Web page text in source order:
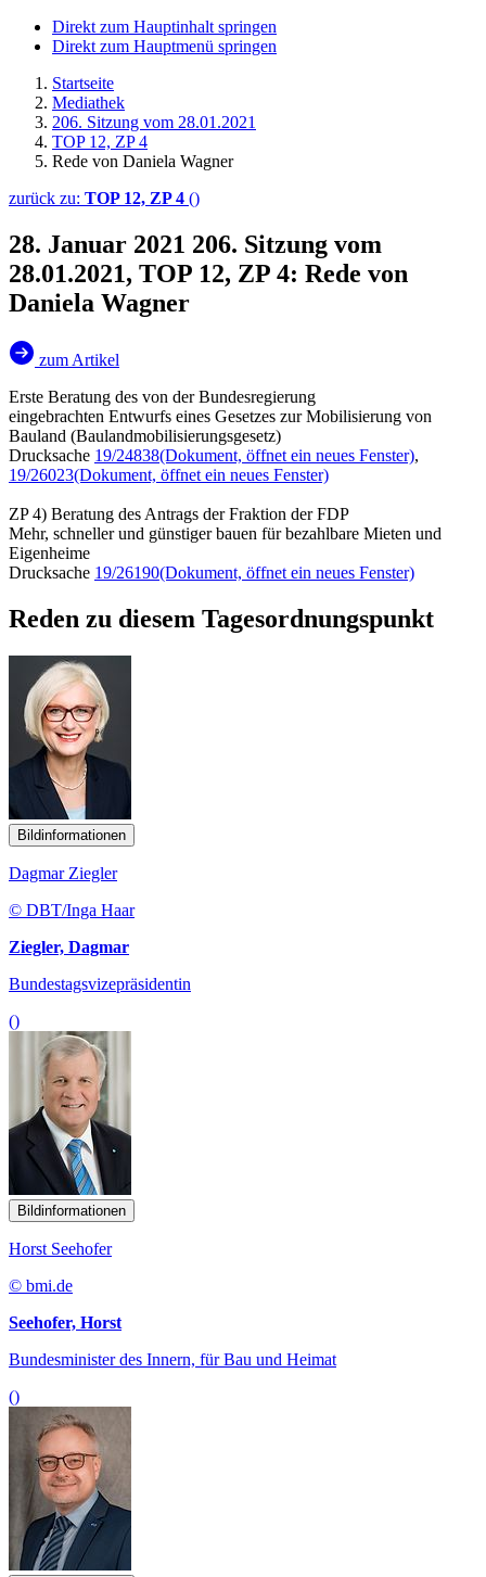
Direkt zum Hauptinhalt springen
Direkt zum Hauptmenü springen
Startseite
Mediathek
206. Sitzung vom 28.01.2021
TOP 12, ZP 4
Rede von Daniela Wagner
zurück zu: TOP 12, ZP 4 ()
28. Januar 2021 206. Sitzung vom
28.01.2021, TOP 12, ZP 4: Rede von
Daniela Wagner
zum Artikel
Erste Beratung des von der Bundesregierung
eingebrachten Entwurfs eines Gesetzes zur Mobilisierung von
Bauland (Baulandmobilisierungsgesetz)
Drucksache 19/24838(Dokument, öffnet ein neues Fenster),
19/26023(Dokument, öffnet ein neues Fenster)
ZP 4) Beratung des Antrags der Fraktion der FDP
Mehr, schneller und günstiger bauen für bezahlbare Mieten und
Eigenheime
Drucksache 19/26190(Dokument, öffnet ein neues Fenster)
Reden zu diesem Tagesordnungspunkt
Bildinformationen
Dagmar Ziegler
© DBT/Inga Haar
Ziegler, Dagmar
Bundestagsvizepräsidentin
()
Bildinformationen
Horst Seehofer
© bmi.de
Seehofer, Horst
Bundesminister des Innern, für Bau und Heimat
()